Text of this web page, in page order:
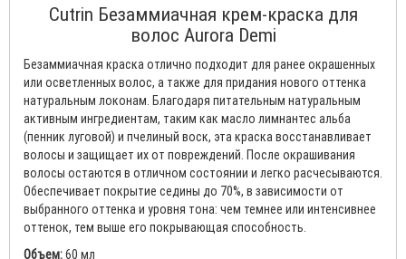
Cutrin Безаммиачная крем-краска для
волос Aurora Demi
Безаммиачная краска отлично подходит для ранее окрашенных
или осветленных волос, а также для придания нового оттенка
натуральным локонам. Благодаря питательным натуральным
активным ингредиентам, таким как масло лимнантес альба
(пенник луговой) и пчелиный воск, эта краска восстанавливает
волосы и защищает их от повреждений. После окрашивания
волосы остаются в отличном состоянии и легко расчесываются.
Обеспечивает покрытие седины до 70%, в зависимости от
выбранного оттенка и уровня тона: чем темнее или интенсивнее
оттенок, тем выше его покрывающая способность.
Объем:60 мл